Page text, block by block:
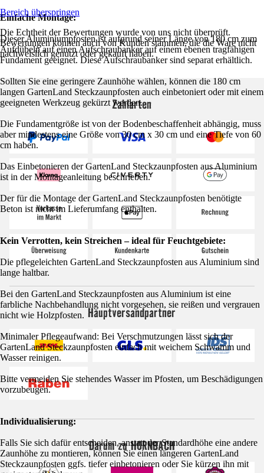
Einfache Montage:
Dieser Aluminiumpfosten ist aufgrund seiner Länge von 180 cm zum
Aufdübeln auf einen Aufschraubanker auf einem ebenen tragfähigen
Fundament geeignet. Diese Aufschraubanker sind separat erhältlich.
Sollten Sie eine geringere Zaunhöhe wählen, können die 180 cm
langen GartenLand Steckzaunpfosten auch einbetoniert oder mit einem
geeigneten Werkzeug gekürzt werden.
Die Fundamentgröße ist von der Bodenbeschaffenheit abhängig, muss
aber mindestens eine Größe von 30 cm x 30 cm und eine Tiefe von 60
cm haben.
Das Einbetonieren der GartenLand Steckzaunpfosten aus Aluminium
ist in der Montageanleitung beschrieben.
Der für die Montage der GartenLand Steckzaunpfosten benötigte
Beton ist nicht im Lieferumfang enthalten.
Kein Verrotten, kein Streichen – ideal für Feuchtgebiete:
Die pflegeleichten GartenLand Steckzaunpfosten aus Aluminium sind
lange haltbar.
Bei den GartenLand Steckzaunpfosten aus Aluminium ist eine
farbliche Nachbehandlung nicht vorgesehen, sie reißen und vergrauen
nicht wie Holzpfosten.
Minimaler Pflegeaufwand: Bei Verschmutzungen lässt sich der
GartenLand Steckzaunpfosten einfach mit weichem Schwamm und
Wasser reinigen.
Bitte vermeiden Sie stehendes Wasser im Pfosten, um Beschädigungen
vorzubeugen.
Individualisierung:
Falls Sie sich dafür entscheiden, anstatt der Standardhöhe eine andere
Zaunhöhe zu montieren, können Sie einen längeren GartenLand
Steckzaunpfosten ggfs. tiefer einbetonieren oder Sie kürzen ihn mit
Bereich überspringen
Die Echtheit der Bewertungen wurde von uns nicht überprüft.
Bewertungen können auch von Kunden stammen, die die Ware nicht
nachweislich genutzt oder gekauft haben.
Zahlarten
Hauptversandpartner
Darum zu HORNBACH